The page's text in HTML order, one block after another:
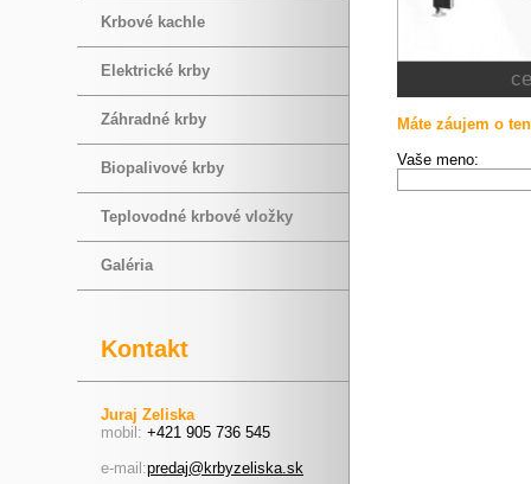
Krbové kachle
Elektrické krby
Záhradné krby
Biopalivové krby
Teplovodné krbové vložky
Galéria
Kontakt
Juraj Zeliska
mobil: +421 905 736 545
e-mail:predaj@krbyzeliska.sk
Máte záujem o
Vaše meno: